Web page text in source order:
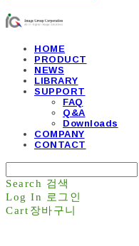
HOME
PRODUCT
NEWS
LIBRARY
SUPPORT
FAQ
Q&A
Downloads
COMPANY
CONTACT
Search 검색
Log In
로그인
Cart 장바구니